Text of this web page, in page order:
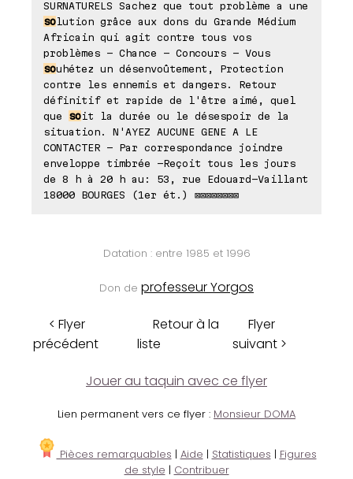
SURNATURELS Sachez que tout problème a une
solution grâce aux dons du Grande Médium
Africain qui agit contre tous vos
problèmes - Chance - Concours - Vous
souhétez un désenvoûtement, Protection
contre les ennemis et dangers. Retour
définitif et rapide de l'être aimé, quel
que soit la durée ou le désespoir de la
situation. N'AYEZ AUCUNE GENE A LE
CONTACTER - Par correspondance joindre
enveloppe timbrée -Reçoit tous les jours
de 8 h à 20 h au: 53, rue Edouard-Vaillant
18000 BOURGES (1er ét.) ⊠⊠⊠⊠⊠⊠⊠⊠
Datation : entre 1985 et 1996
Don de professeur Yorgos
< Flyer
précédent
Retour à la
liste
Flyer
suivant >
Jouer au taquin avec ce flyer
Lien permanent vers ce flyer : Monsieur DOMA
Pièces remarquables | Aide | Statistiques | Figures
de style | Contribuer